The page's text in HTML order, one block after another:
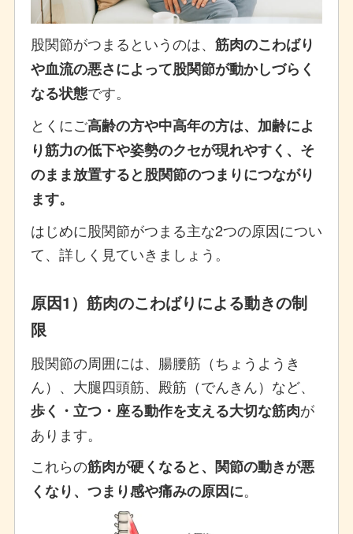
股関節がつまるというのは、 筋肉のこわばり
や血流の悪さによって股関節が動かしづらく
なる状態です。
とくにご高齢の方や中高年の方は、加齢によ
り筋力の低下や姿勢のクセが現れやすく、そ
のまま放置すると股関節のつまりにつながり
ます。
はじめに股関節がつまる主な2つの原因につい
て、詳しく見ていきましょう。
原因1）筋肉のこわばりによる動きの制
限
股関節の周囲には、腸腰筋（ちょうようき
ん）、大腿四頭筋、殿筋（でんきん）など、
歩く・立つ・座る動作を支える大切な筋肉が
あります。
これらの筋肉が硬くなると、関節の動きが悪
くなり、つまり感や痛みの原因に。